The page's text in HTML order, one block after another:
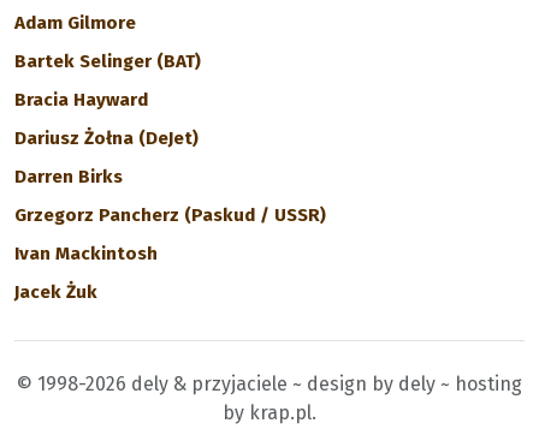
Adam Gilmore
Bartek Selinger (BAT)
Bracia Hayward
Dariusz Żołna (DeJet)
Darren Birks
Grzegorz Pancherz (Paskud / USSR)
Ivan Mackintosh
Jacek Żuk
© 1998-2026 dely & przyjaciele ~ design by dely ~ hosting
by krap.pl.